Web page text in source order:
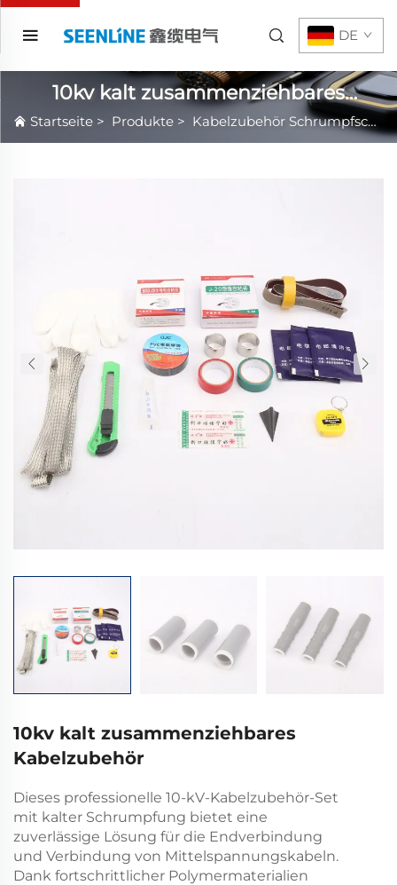
DE
10kv kalt zusammenziehbares
Kabelzubehör
Startseite > Produkte > Kabelzubehör Schrumpfschlauch Kalt
10kv kalt zusammenziehbares
Kabelzubehör
Dieses professionelle 10-kV-Kabelzubehör-Set
mit kalter Schrumpfung bietet eine
zuverlässige Lösung für die Endverbindung
und Verbindung von Mittelspannungskabeln.
Dank fortschrittlicher Polymermaterialien